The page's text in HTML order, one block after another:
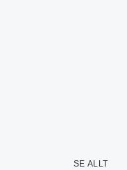
SE ALLT